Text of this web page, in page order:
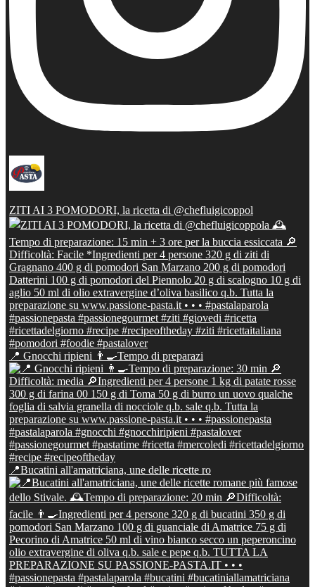
ZITI AI 3 POMODORI, la ricetta di @chefluigicoppol
📍 Gnocchi ripieni 👨‍🍳Tempo di preparazi
📍Bucatini all'amatriciana, une delle ricette ro